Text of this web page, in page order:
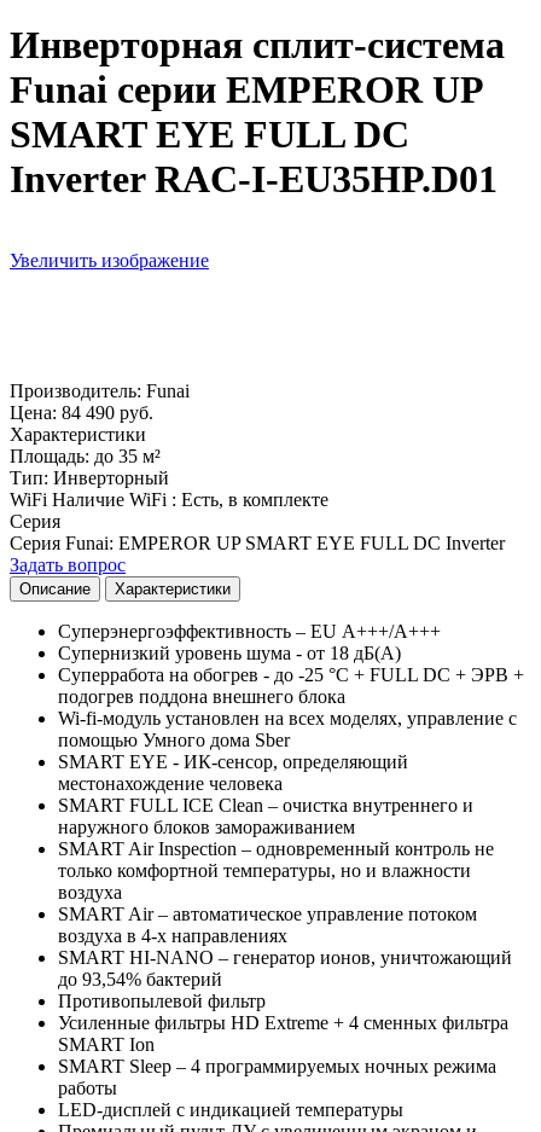
Инверторная сплит-система
Funai серии EMPEROR UP
SMART EYE FULL DC
Inverter RAC-I-EU35HP.D01
Увеличить изображение
Производитель: Funai
Цена: 84 490 руб.
Характеристики
Площадь: до 35 м²
Тип: Инверторный
WiFi Наличие WiFi : Есть, в комплекте
Серия
Серия Funai: EMPEROR UP SMART EYE FULL DC Inverter
Задать вопрос
Описание Характеристики
Суперэнергоэффективность – EU А+++/А+++
Супернизкий уровень шума - от 18 дБ(А)
Суперработа на обогрев - до -25 °С + FULL DC + ЭРВ +
подогрев поддона внешнего блока
Wi-fi-модуль установлен на всех моделях, управление с
помощью Умного дома Sber
SMART EYE - ИК-сенсор, определяющий
местонахождение человека
SMART FULL ICE Clean – очистка внутреннего и
наружного блоков замораживанием
SMART Air Inspection – одновременный контроль не
только комфортной температуры, но и влажности
воздуха
SMART Air – автоматическое управление потоком
воздуха в 4-х направлениях
SMART HI-NANO – генератор ионов, уничтожающий
до 93,54% бактерий
Противопылевой фильтр
Усиленные фильтры HD Extreme + 4 сменных фильтра
SMART Ion
SMART Sleep – 4 программируемых ночных режима
работы
LED-дисплей с индикацией температуры